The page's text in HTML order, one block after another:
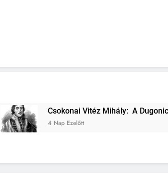
Vitéz Mihály: A Dugonics oszlopa